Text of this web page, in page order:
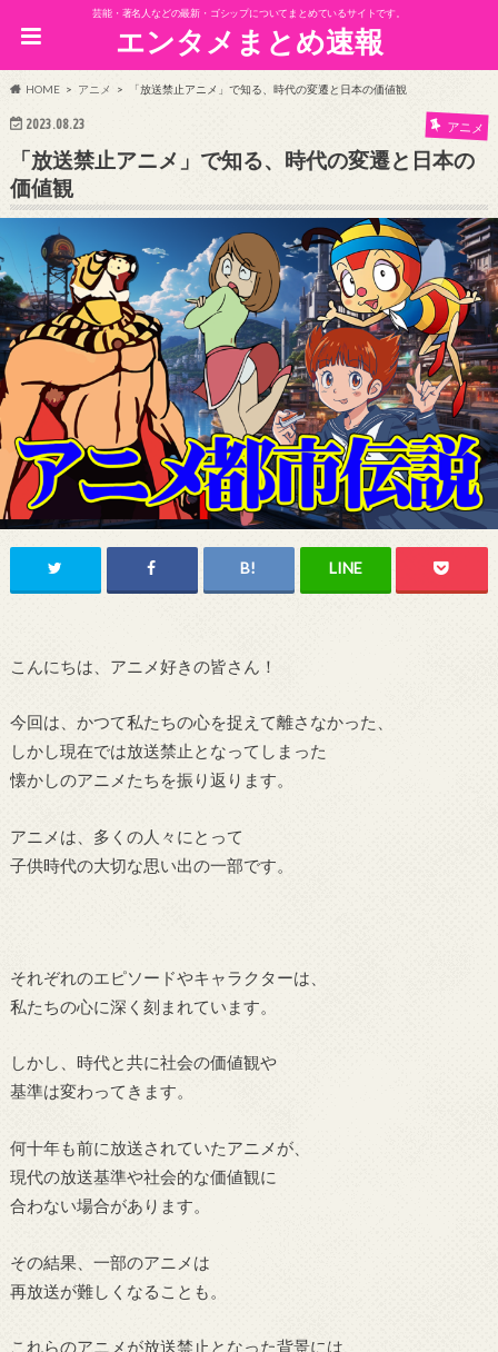
芸能・著名人などの最新・ゴシップについてまとめているサイトです。
エンタメまとめ速報
HOME アニメ 「放送禁止アニメ」で知る、時代の変遷と日本の価値観
2023.08.23 アニメ
「放送禁止アニメ」で知る、時代の変遷と日本の
価値観
こんにちは、アニメ好きの皆さん！
今回は、かつて私たちの心を捉えて離さなかった、
しかし現在では放送禁止となってしまった
懐かしのアニメたちを振り返ります。
アニメは、多くの人々にとって
子供時代の大切な思い出の一部です。
それぞれのエピソードやキャラクターは、
私たちの心に深く刻まれています。
しかし、時代と共に社会の価値観や
基準は変わってきます。
何十年も前に放送されていたアニメが、
現代の放送基準や社会的な価値観に
合わない場合があります。
その結果、一部のアニメは
再放送が難しくなることも。
これらのアニメが放送禁止となった背景には、